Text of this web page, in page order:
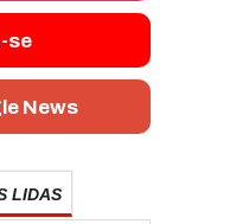
se
News
LIDAS